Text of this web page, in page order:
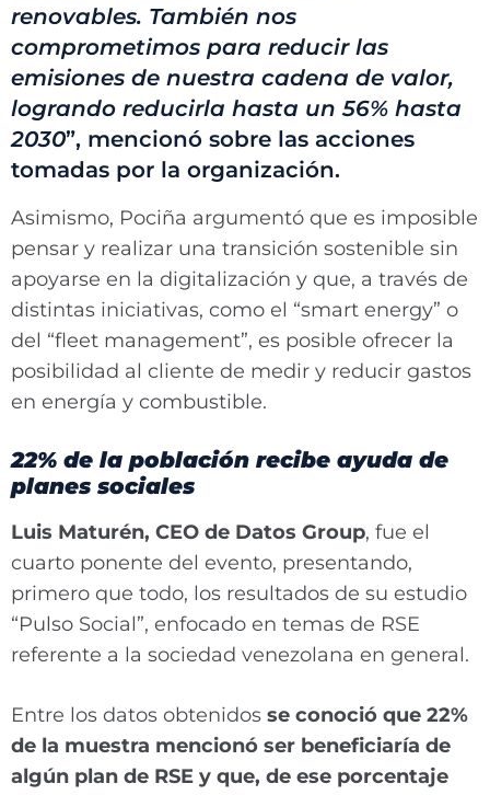
renovables. También nos
comprometimos para reducir las
emisiones de nuestra cadena de valor,
logrando reducirla hasta un 56% hasta
2030”, mencionó sobre las acciones
tomadas por la organización.
Asimismo, Pociña argumentó que es imposible
pensar y realizar una transición sostenible sin
apoyarse en la digitalización y que, a través de
distintas iniciativas, como el “smart energy” o
del “fleet management”, es posible ofrecer la
posibilidad al cliente de medir y reducir gastos
en energía y combustible.
22% de la población recibe ayuda de
planes sociales
Luis Maturén, CEO de Datos Group, fue el
cuarto ponente del evento, presentando,
primero que todo, los resultados de su estudio
“Pulso Social”, enfocado en temas de RSE
referente a la sociedad venezolana en general.
Entre los datos obtenidos se conoció que 22%
de la muestra mencionó ser beneficiaría de
algún plan de RSE y que, de ese porcentaje